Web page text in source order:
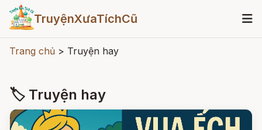
TruyệnXưaTíchCũ
Trang chủ > Truyện hay
🏷 Truyện hay